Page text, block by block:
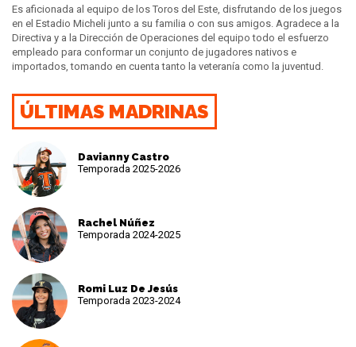
Es aficionada al equipo de los Toros del Este, disfrutando de los juegos
en el Estadio Micheli junto a su familia o con sus amigos. Agradece a la
Directiva y a la Dirección de Operaciones del equipo todo el esfuerzo
empleado para conformar un conjunto de jugadores nativos e
importados, tomando en cuenta tanto la veteranía como la juventud.
ÚLTIMAS MADRINAS
Davianny Castro
Temporada 2025-2026
Rachel Núñez
Temporada 2024-2025
Romi Luz De Jesús
Temporada 2023-2024